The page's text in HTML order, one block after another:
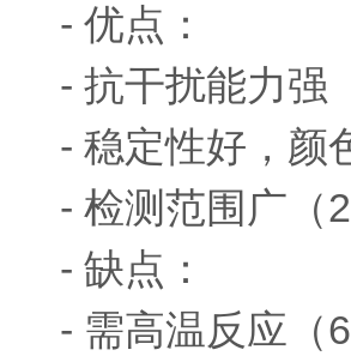
- 优点：
- 抗干扰能力强
- 稳定性好，颜
- 检测范围广（
- 缺点：
- 需高温反应（